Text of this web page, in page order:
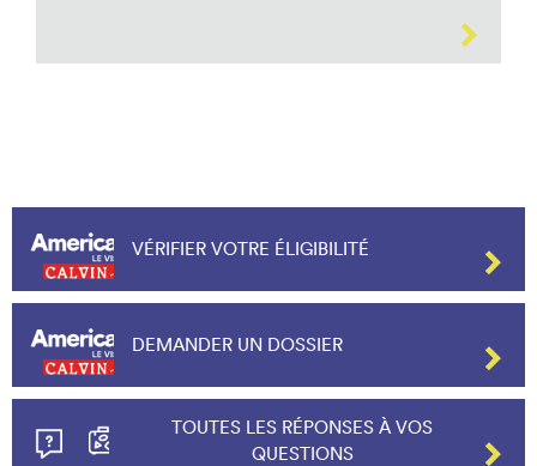
VÉRIFIER VOTRE ÉLIGIBILITÉ
DEMANDER UN DOSSIER
TOUTES LES RÉPONSES À VOS
QUESTIONS